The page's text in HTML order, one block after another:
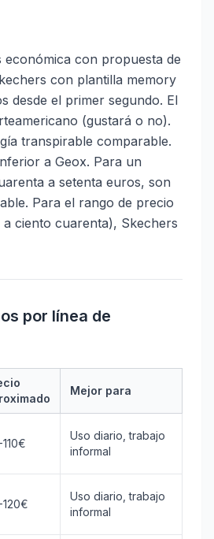
económica con propuesta de
con plantilla memory
desde el primer segundo. El
(gustará o no).
transpirable comparable.
a Geox. Para un
a setenta euros, son
Para el rango de precio
ciento cuarenta), Skechers
por línea de
Mejor para
Uso diario, trabajo
informal
Uso diario, trabajo
informal